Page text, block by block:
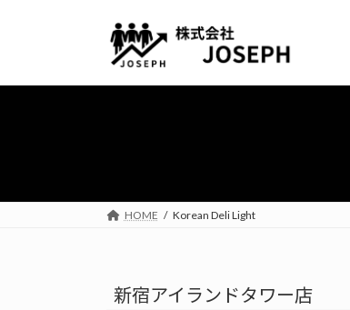
プ
動
HOME Korean Deli Light
新宿アイランドタワー店